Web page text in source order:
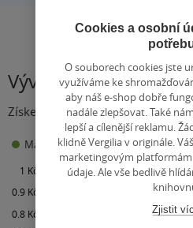
Vývoj ceny
Získejte přehled o vývoji ceny za
Maloobchodní cena
Cookies a osobní
O souborech cookies jste
využíváme ke
aby náš e-shop dobře
nadále zlepšovat. Také
lepší a cílenější reklamu.
klidně Vergilia v originále.
marketingovým
údaje. Ale vše bedlivě
Zjistit